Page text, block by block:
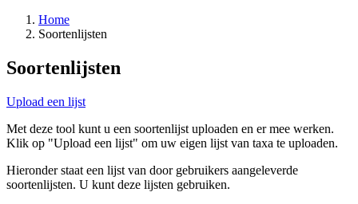
Home
Soortenlijsten
Soortenlijsten
Upload een lijst
Met deze tool kunt u een soortenlijst uploaden en er mee werken.
Klik op "Upload een lijst" om uw eigen lijst van taxa te uploaden.
Hieronder staat een lijst van door gebruikers aangeleverde
soortenlijsten. U kunt deze lijsten gebruiken.